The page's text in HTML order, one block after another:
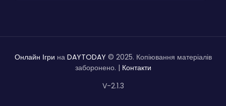
Онлайн Ігри на DAYTODAY © 2025. Копіювання матеріалів
заборонено. | Контакти
V-2.1.3